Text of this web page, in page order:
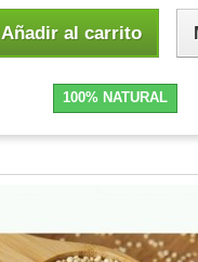
Añadir al carrito
100% NATURAL